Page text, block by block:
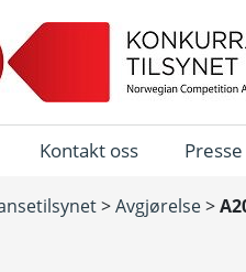
Kontakt oss Presse
>Avgjørelse>